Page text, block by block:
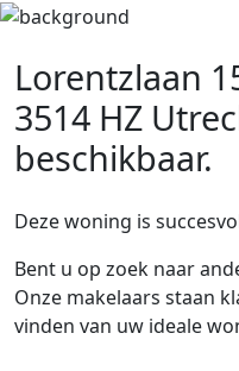
Lorentzlaan
3514 HZ
beschikbaar.
Deze woning is
Bent u op zoek naar
Onze makelaars staan
vinden van uw ideale